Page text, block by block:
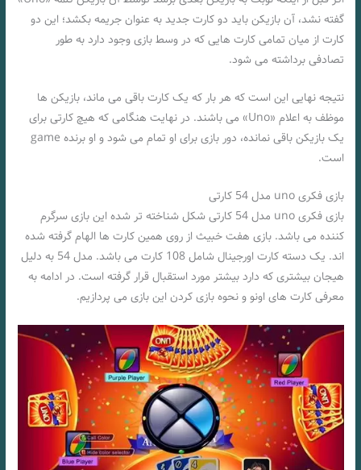
گفته نشد، آن بازیکن باید دو کارت جدید به عنوان جریمه بکشد؛ این دو
کارت از میان تمامی کارت هایی که در وسط بازی وجود دارد به طور
تصادفی برداشته می شود.
نتیجه نهایی این است که هر بار که یک کارت باقی می ماند، بازیکن ها
موظف به اعلام «Uno» می باشند. در نهایت هنگامی که هیچ کارتی برای
یک بازیکن باقی نمانده، دور بازی برای او تمام می شود و او برنده game
است.
بازی فکری uno مدل 54 کارتی
بازی فکری uno مدل 54 کارتی شکل شناخته تر شده این بازی سرگرم
کننده می باشد. بازی هفت خبیث از روی همین کارت ها الهام گرفته شده
اند. یک دسته کارت اورجینال شامل 108 کارت می باشد. مدل 54 به دلیل
هیجان بیشتری که دارد بیشتر مورد استقبال قرار گرفته است. در ادامه به
معرفی کارت های اونو و نحوه بازی کردن این بازی می پردازیم.